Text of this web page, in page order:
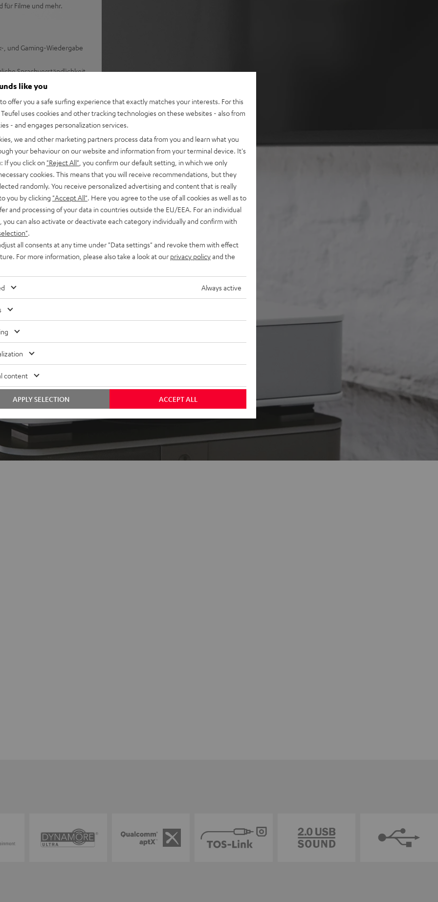
für Filme und mehr.
, und Gaming-Wiedergabe
Sprachverständlichkeit
Tiefbass, es muss kein
Surround Sound
von Spotify, Youtube,
Ein-Kabel-Anschluss am
Surround-Sound-
bitte beachte die
like you
offer you a safe surfing experience that exactly matches your interests. For this
uses cookies and other tracking technologies on these websites - also from
- and engages personalization services.
we and other marketing partners process data from you and learn what you
your behaviour on our website and information from your terminal device. It's
If you click on "Reject All" , you confirm our default setting, in which we only
cookies. This means that you will receive recommendations, but they
randomly. You receive personalized advertising and content that is really
you by clicking "Accept All" . Here you agree to the use of all cookies as well as to
and processing of your data in countries outside the EU/EEA. For an individual
you can also activate or deactivate each category individually and confirm with
all consents at any time under "Data settings" and revoke them with effect
For more information, please also take a look at our privacy policyand the
Always active
content
ACCEPT ALL
APPLY SELECTION